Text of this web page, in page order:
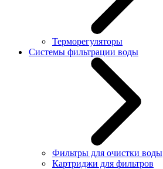
Терморегуляторы
Системы фильтрации воды
Фильтры для очистки воды
Картриджи для фильтров